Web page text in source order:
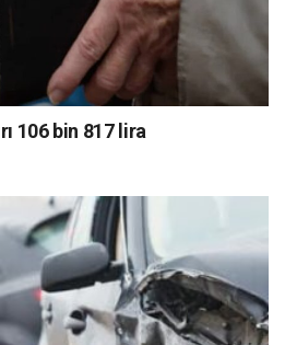
106 bin 817 lira